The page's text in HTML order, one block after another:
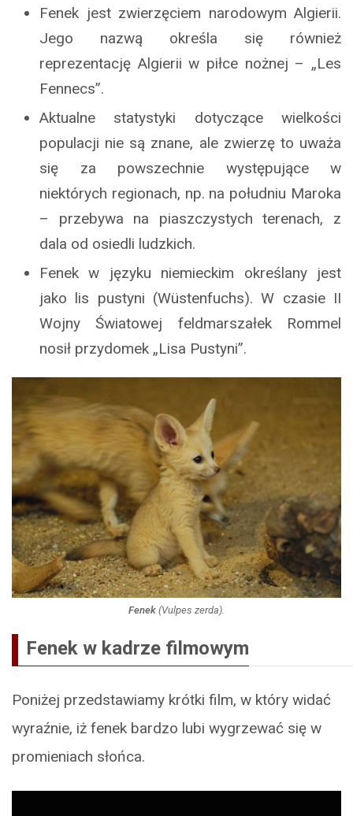
Fenek jest zwierzęciem narodowym Algierii.
Jego nazwą określa się również
reprezentację Algierii w piłce nożnej – „Les
Fennecs”.
Aktualne statystyki dotyczące wielkości
populacji nie są znane, ale zwierzę to uważa
się za powszechnie występujące w
niektórych regionach, np. na południu Maroka
– przebywa na piaszczystych terenach, z
dala od osiedli ludzkich.
Fenek w języku niemieckim określany jest
jako lis pustyni (Wüstenfuchs). W czasie II
Wojny Światowej feldmarszałek Rommel
nosił przydomek „Lisa Pustyni”.
Fenek (Vulpes zerda).
Fenek w kadrze filmowym
Poniżej przedstawiamy krótki film, w który widać
wyraźnie, iż fenek bardzo lubi wygrzewać się w
promieniach słońca.